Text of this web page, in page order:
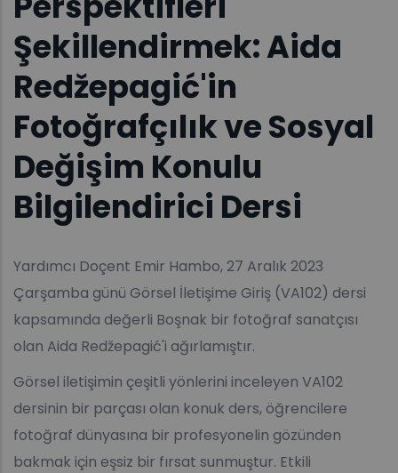
Şekillendirmek: Aida
Redžepagić'in
Fotoğrafçılık ve Sosyal
Değişim Konulu
Bilgilendirici Dersi
Yardımcı Doçent Emir Hambo, 27 Aralık 2023
Çarşamba günü Görsel İletişime Giriş (VA102) dersi
kapsamında değerli Boşnak bir fotoğraf sanatçısı
olan Aida Redžepagić'i ağırlamıştır.
Görsel iletişimin çeşitli yönlerini inceleyen VA102
dersinin bir parçası olan konuk ders, öğrencilere
fotoğraf dünyasına bir profesyonelin gözünden
bakmak için eşsiz bir fırsat sunmuştur. Etkili